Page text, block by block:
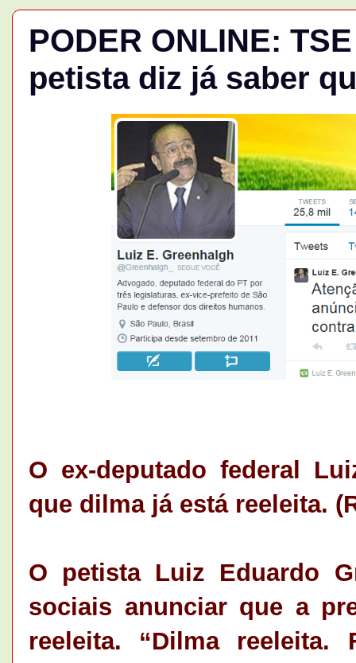
PODER ONLINE:
petista diz já saber
O ex-deputado federal
que dilma já está reeleita.
O petista Luiz Eduardo
sociais anunciar que a
reeleita. “Dilma reeleita.